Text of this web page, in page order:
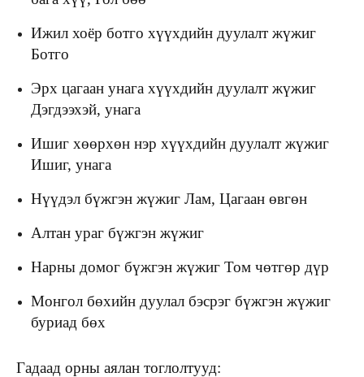
Ижил хоёр ботго хүүхдийн дуулалт жүжиг
Ботго
Эрх цагаан унага хүүхдийн дуулалт жүжиг
Дэгдээхэй, унага
Ишиг хөөрхөн нэр хүүхдийн дуулалт жүжиг
Ишиг, унага
Нүүдэл бүжгэн жүжиг Лам, Цагаан өвгөн
Алтан ураг бүжгэн жүжиг
Нарны домог бүжгэн жүжиг Том чөтгөр дүр
Монгол бөхийн дуулал бэсрэг бүжгэн жүжиг
буриад бөх
Гадаад орны аялан тоглолтууд: